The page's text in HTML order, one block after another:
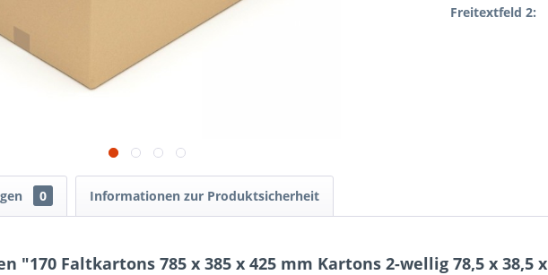
Freitextfeld 2:
0 Informationen zur Produktsicherheit
"170 Faltkartons 785 x 385 x 425 mm Kartons 2-wellig 78,5 x 38,5